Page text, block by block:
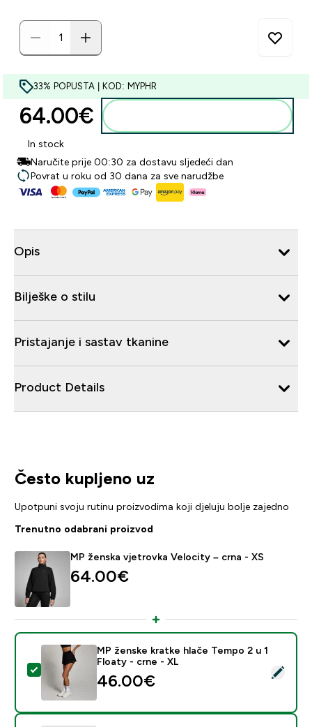
33% POPUSTA | KOD: MYPHR
64.00€‎
In stock
Naručite prije 00:30 za dostavu sljedeći dan
Povrat u roku od 30 dana za sve narudžbe
Opis
Bilješke o stilu
Pristajanje i sastav tkanine
Product Details
Često kupljeno uz
Upotpuni svoju rutinu proizvodima koji djeluju bolje zajedno
Trenutno odabrani proizvod
MP ženska vjetrovka Velocity – crna - XS
64.00€‎
Odaberi ovaj proizvod - MP ženske kratke hlače
MP ženske kratke hlače Tempo 2 u 1
Floaty - crne - XL
46.00€‎